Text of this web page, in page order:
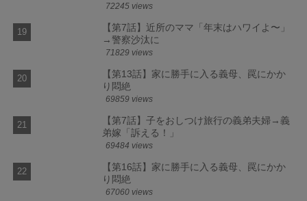
72245 views
【第7話】近所のママ「年末はハワイよ〜」
→警察沙汰に
71829 views
【第13話】家に勝手に入る義母、罠にかか
り悶絶
69859 views
【第7話】子をおしつけ旅行の義弟夫婦→義
弟嫁「訴える！」
69484 views
【第16話】家に勝手に入る義母、罠にかか
り悶絶
67060 views